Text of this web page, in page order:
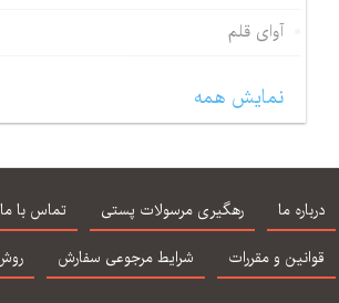
آوای قلم
نمایش همه
درباره ما رهگیری مرسولات پستی
تماس با ما
قوانین و مقررات
شرایط مرجوعی سفارش